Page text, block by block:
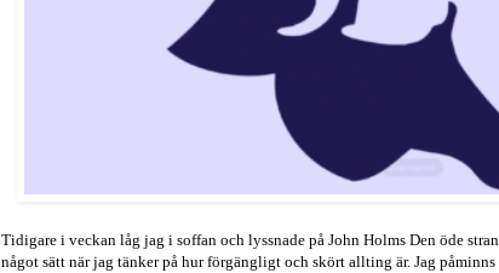
Tidigare i veckan låg jag i soffan och lyssnade på John Holms Den öde
något sätt när jag tänker på hur förgängligt och skört allting är. Jag